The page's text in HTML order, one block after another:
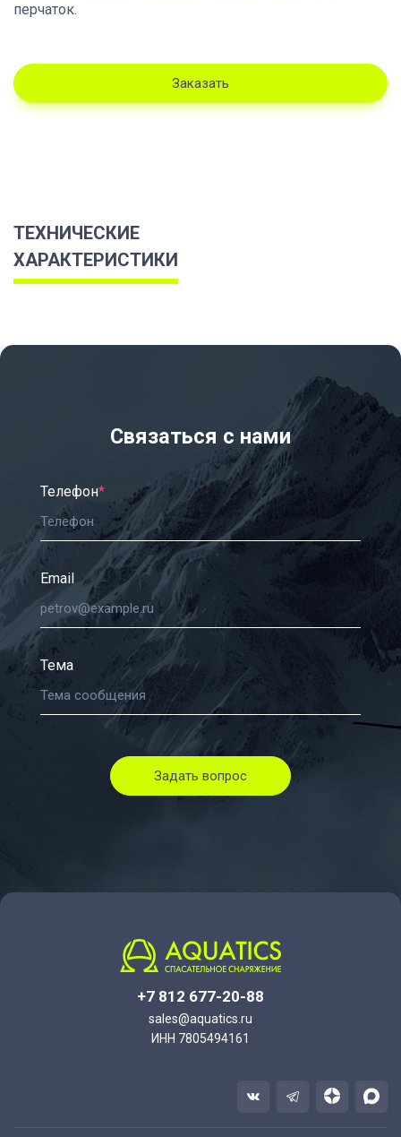
перчаток.
Заказать
ТЕХНИЧЕСКИЕ
ХАРАКТЕРИСТИКИ
Связаться с нами
Телефон*
Email
Тема
Задать вопрос
+7 812 677-20-88
sales@aquatics.ru
ИНН 7805494161